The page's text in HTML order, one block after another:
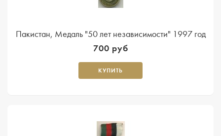
Пакистан, Медаль "50 лет независимости" 1997 год
700 руб
КУПИТЬ